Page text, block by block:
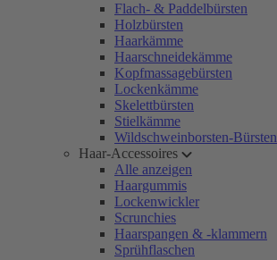
Flach- & Paddelbürsten
Holzbürsten
Haarkämme
Haarschneidekämme
Kopfmassagebürsten
Lockenkämme
Skelettbürsten
Stielkämme
Wildschweinborsten-Bürsten
Haar-Accessoires
Alle anzeigen
Haargummis
Lockenwickler
Scrunchies
Haarspangen & -klammern
Sprühflaschen